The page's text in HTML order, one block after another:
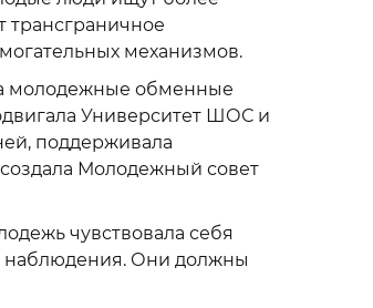
механизмов.
молодежные обменные
Университет ШОС и
поддерживала
Молодежный совет
чувствовала себя
наблюдения. Они должны